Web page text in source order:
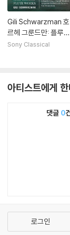
Gili Schwarzman 호
르헤 그룬드만: 플루트
작품집 (Jorge Grun
Sony Classical
아티스트에게 한
댓글 0
로그인